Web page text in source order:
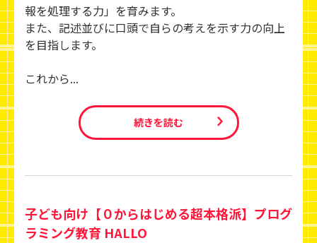
報を処理する力」を育みます。
また、記述並びに口頭で自らの考えを示す力の向上
を目指します。
これから...
続きを読む
子ども向け【０からはじめる超本格派】プログ
ラミング教育 HALLO